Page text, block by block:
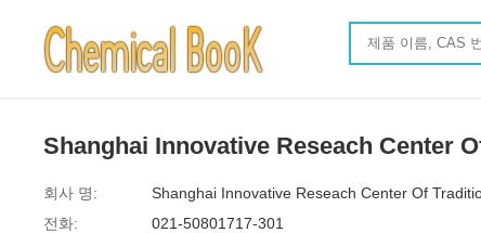
Shanghai Innovative Reseach Center
회사 명:
Shanghai Innovative Reseach Center Of
전화:
021-50801717-301